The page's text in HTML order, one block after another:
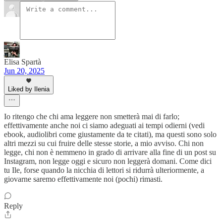
Elisa Spartà
Jun 20, 2025
Liked by Ilenia
Io ritengo che chi ama leggere non smetterà mai di farlo;
effettivamente anche noi ci siamo adeguati ai tempi odierni (vedi
ebook, audiolibri come giustamente da te citati), ma questi sono solo
altri mezzi su cui fruire delle stesse storie, a mio avviso. Chi non
legge, chi non è nemmeno in grado di arrivare alla fine di un post su
Instagram, non legge oggi e sicuro non leggerà domani. Come dici
tu Ile, forse quando la nicchia di lettori si ridurrà ulteriormente, a
giovarne saremo effettivamente noi (pochi) rimasti.
Reply